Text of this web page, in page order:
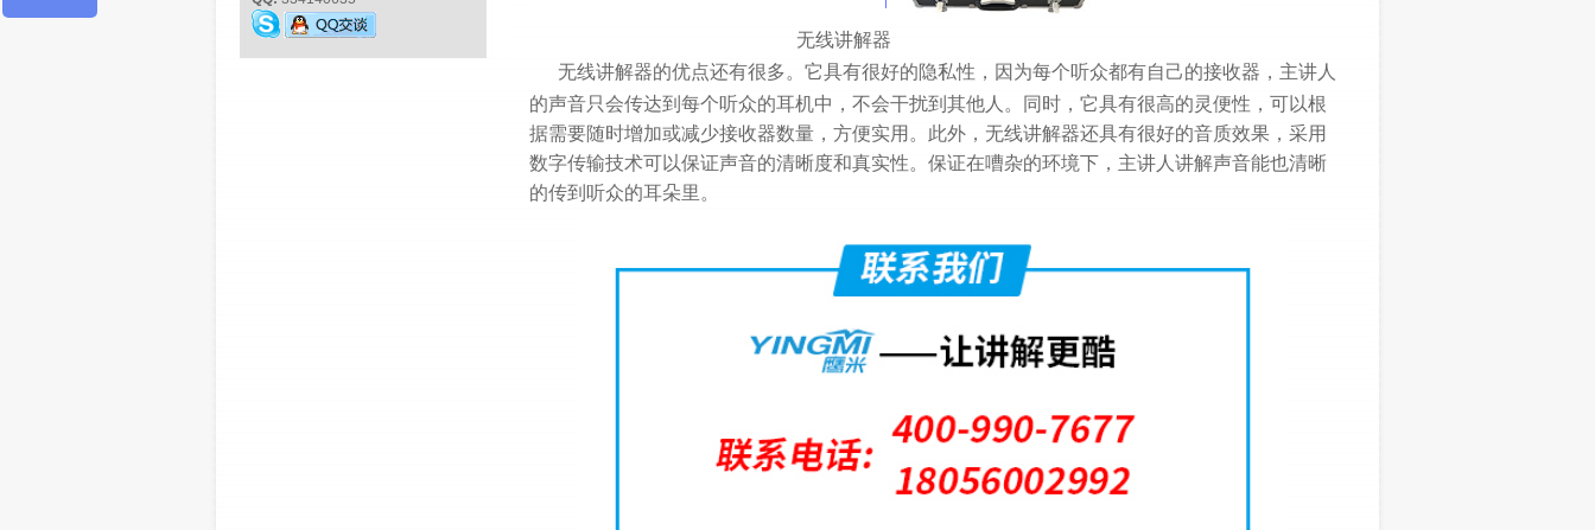
无线讲解器
无线讲解器的优点还有很多。它具有很好的隐私性，因为每个听众都有自己的接收器，主讲人
的声音只会传达到每个听众的耳机中，不会干扰到其他人。同时，它具有很高的灵便性，可以根
据需要随时增加或减少接收器数量，方便实用。此外，无线讲解器还具有很好的音质效果，采用
数字传输技术可以保证声音的清晰度和真实性。保证在嘈杂的环境下，主讲人讲解声音能也清晰
的传到听众的耳朵里。